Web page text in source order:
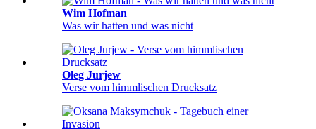
Wim Hofman
Was wir hatten und was nicht
Oleg Jurjew
Verse vom himmlischen Drucksatz